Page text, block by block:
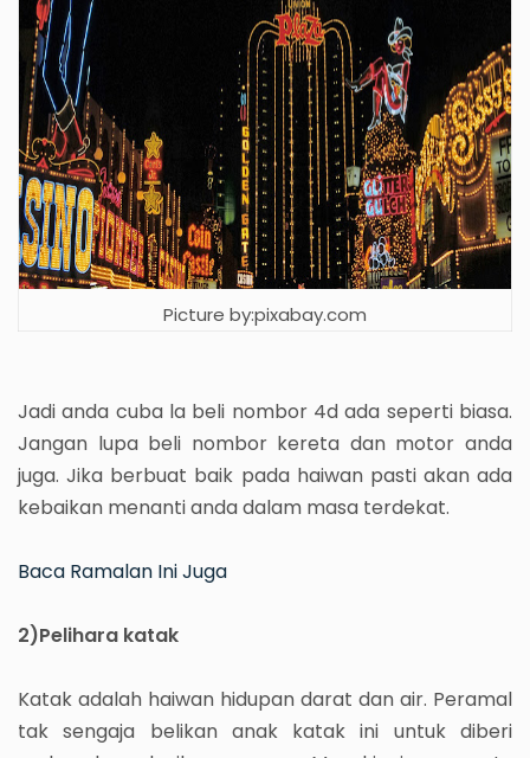
Picture by:pixabay.com
Jadi anda cuba la beli nombor 4d ada seperti biasa.
Jangan lupa beli nombor kereta dan motor anda
juga. Jika berbuat baik pada haiwan pasti akan ada
kebaikan menanti anda dalam masa terdekat.
Baca Ramalan Ini Juga
2)Pelihara katak
Katak adalah haiwan hidupan darat dan air. Peramal
tak sengaja belikan anak katak ini untuk diberi